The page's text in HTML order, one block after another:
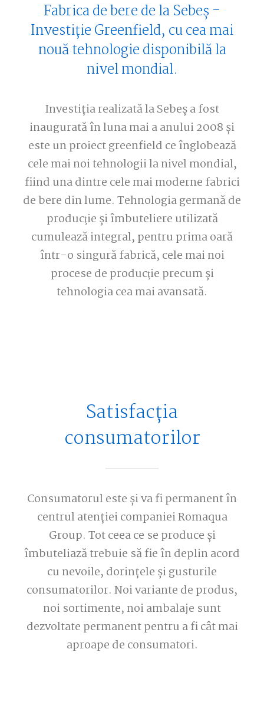
Fabrica de bere de la Sebeș -
Investiție Greenfield, cu cea mai
nouă tehnologie disponibilă la
nivel mondial.
Investiția realizată la Sebeș a fost
inaugurată în luna mai a anului 2008 și
este un proiect greenfield ce înglobează
cele mai noi tehnologii la nivel mondial,
fiind una dintre cele mai moderne fabrici
de bere din lume. Tehnologia germană de
producţie şi îmbuteliere utilizată
cumulează integral, pentru prima oară
într-o singură fabrică, cele mai noi
procese de producţie precum şi
tehnologia cea mai avansată.
Satisfacția
consumatorilor
Consumatorul este și va fi permanent în
centrul atenției companiei Romaqua
Group. Tot ceea ce se produce și
îmbuteliază trebuie să fie în deplin acord
cu nevoile, dorințele și gusturile
consumatorilor. Noi variante de produs,
noi sortimente, noi ambalaje sunt
dezvoltate permanent pentru a fi cât mai
aproape de consumatori.